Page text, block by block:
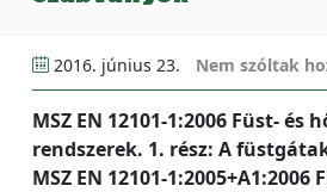
2016. június 23. Nem szóltak
MSZ EN 12101-1:2006 Füst- és
rendszerek. 1. rész: A
MSZ EN 12101-1:2005+A1:2006